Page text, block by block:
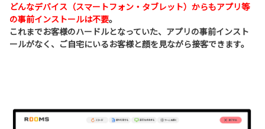
どんなデバイス（スマートフォン・タブレット）からもアプリ等
の事前インストールは不要。
これまでお客様のハードルとなっていた、アプリの事前インスト
ールがなく、ご自宅にいるお客様と顔を見ながら接客できます。